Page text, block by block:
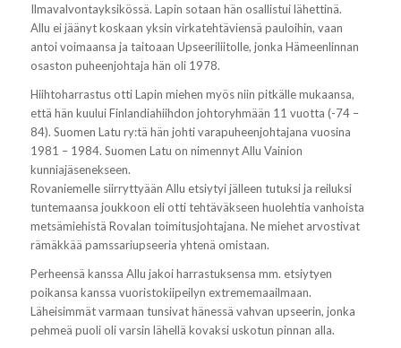
Ilmavalvontayksikössä. Lapin sotaan hän osallistui lähettinä.
Allu ei jäänyt koskaan yksin virkatehtäviensä pauloihin, vaan
antoi voimaansa ja taitoaan Upseeriliitolle, jonka Hämeenlinnan
osaston puheenjohtaja hän oli 1978.
Hiihtoharrastus otti Lapin miehen myös niin pitkälle mukaansa,
että hän kuului Finlandiahiihdon johtoryhmään 11 vuotta (-74 –
84). Suomen Latu ry:tä hän johti varapuheenjohtajana vuosina
1981 – 1984. Suomen Latu on nimennyt Allu Vainion
kunniajäsenekseen.
Rovaniemelle siirryttyään Allu etsiytyi jälleen tutuksi ja reiluksi
tuntemaansa joukkoon eli otti tehtäväkseen huolehtia vanhoista
metsämiehistä Rovalan toimitusjohtajana. Ne miehet arvostivat
rämäkkää pamssariupseeria yhtenä omistaan.
Perheensä kanssa Allu jakoi harrastuksensa mm. etsiytyen
poikansa kanssa vuoristokiipeilyn extrememaailmaan.
Läheisimmät varmaan tunsivat hänessä vahvan upseerin, jonka
pehmeä puoli oli varsin lähellä kovaksi uskotun pinnan alla.